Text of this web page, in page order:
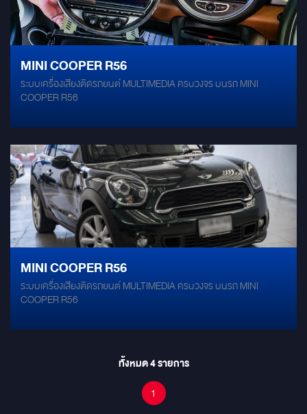
MINI COOPER R56
ระบบเครื่องเสียงติดรถยนต์ MULTIMEDIA ครบวงจร บนรถ MINI
COOPER R56
MINI COOPER R56
ระบบเครื่องเสียงติดรถยนต์ MULTIMEDIA ครบวงจร บนรถ MINI
COOPER R56
ทั้งหมด4รายการ
1